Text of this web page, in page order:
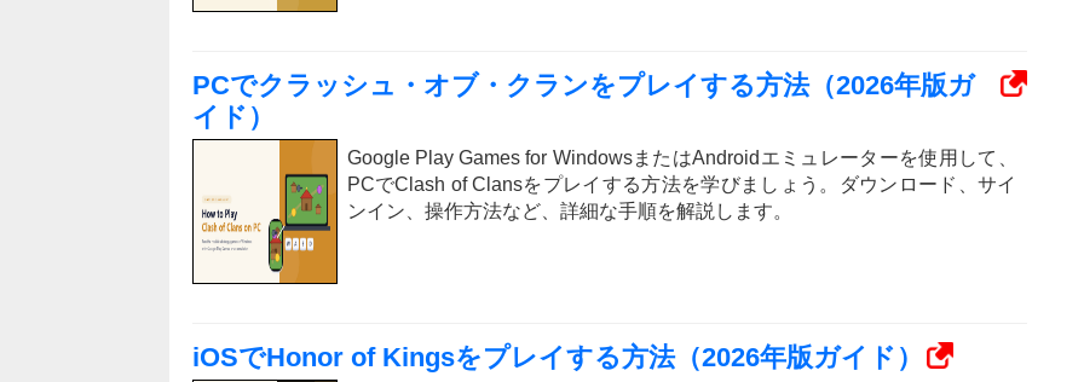
PCでクラッシュ・オブ・クランをプレイする方法（2026年版ガ
イド）
Google Play Games for WindowsまたはAndroidエミュレーターを使用して、
PCでClash of Clansをプレイする方法を学びましょう。ダウンロード、サイ
ンイン、操作方法など、詳細な手順を解説します。
iOSでHonor of Kingsをプレイする方法（2026年版ガイド）